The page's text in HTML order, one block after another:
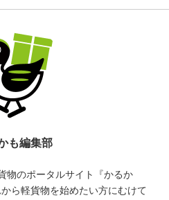
も編集部
物のポータルサイト『かるか
ら軽貨物を始めたい方にむけて